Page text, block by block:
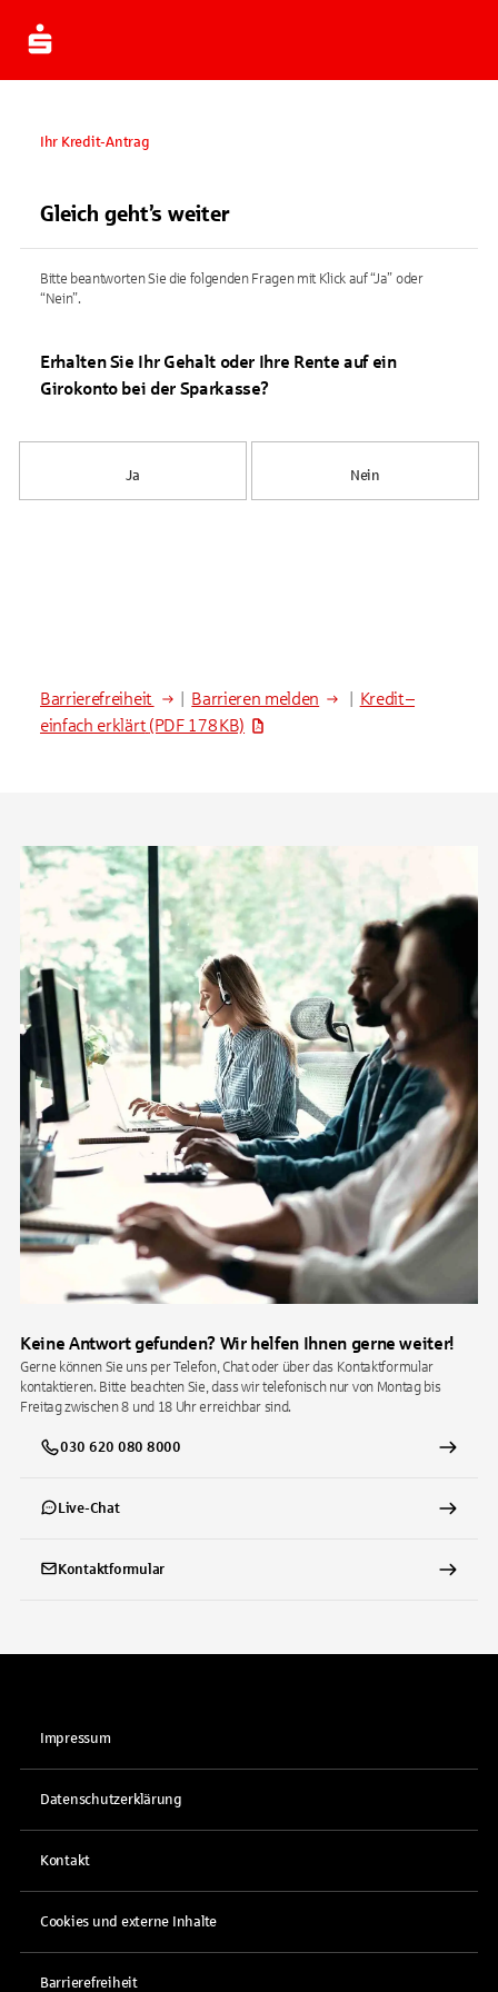
Ihr Kredit-Antrag
Gleich geht’s weiter
Bitte beantworten Sie die folgenden Fragen mit Klick auf “Ja” oder
“Nein”.
Erhalten Sie Ihr Gehalt oder Ihre Rente auf ein
Girokonto bei der Sparkasse?
Ja Nein
Barrierefreiheit Barrieren melden
Kredit –
einfach erklärt (PDF 178 KB)
Keine Antwort gefunden? Wir helfen Ihnen gerne weiter!
Gerne können Sie uns per Telefon, Chat oder über das Kontaktformular
kontaktieren. Bitte beachten Sie, dass wir telefonisch nur von Montag bis
Freitag zwischen 8 und 18 Uhr erreichbar sind.
030 620 080 8000
Live-Chat
Kontaktformular
Impressum
Datenschutzerklärung
Kontakt
Cookies und externe Inhalte
Barrierefreiheit